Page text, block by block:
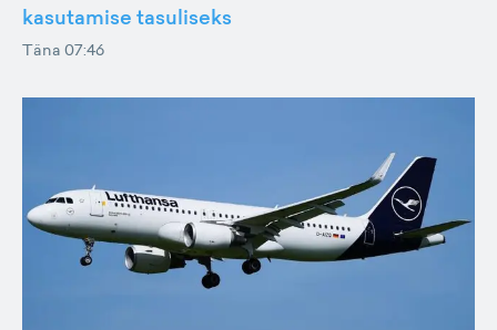
kasutamise tasuliseks
Täna 07:46